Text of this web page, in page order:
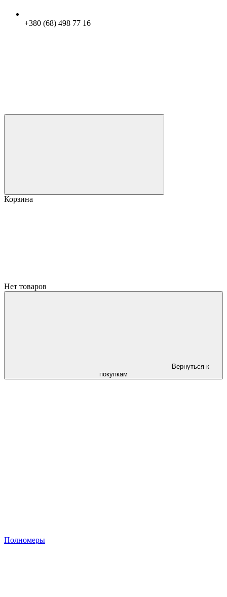
+380 (68) 498 77 16
Корзина
Нет товаров
Вернуться к
покупкам
Полномеры